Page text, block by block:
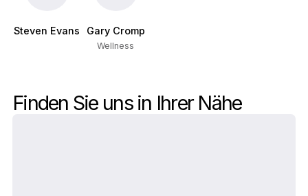
Steven Evans Gary Cromp
Wellness
Finden Sie uns in Ihrer Nähe